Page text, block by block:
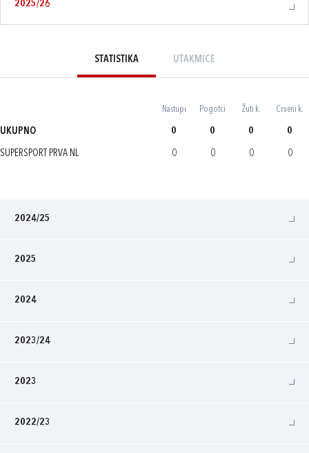
2025/26
STATISTIKA UTAKMICE
Nastupi Pogotci Žuti k. Crveni k.
UKUPNO 0 0 0 0
SUPERSPORT PRVA NL 0 0 0 0
2024/25
2025
2024
2023/24
2023
2022/23